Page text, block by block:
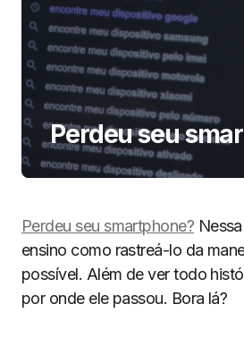
Perdeu seu
Perdeu seu smartphone?
ensino como rastreá-lo da
possível. Além de ver todo
por onde ele passou. Bora lá?